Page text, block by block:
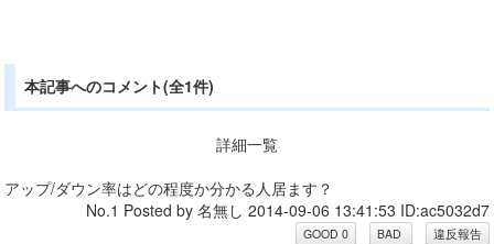
本記事へのコメント(全1件)
詳細一覧
アップ/ダウン率はどの程度か分かる人居ます？
No.1 Posted by 名無し 2014-09-06 13:41:53 ID:ac5032d7